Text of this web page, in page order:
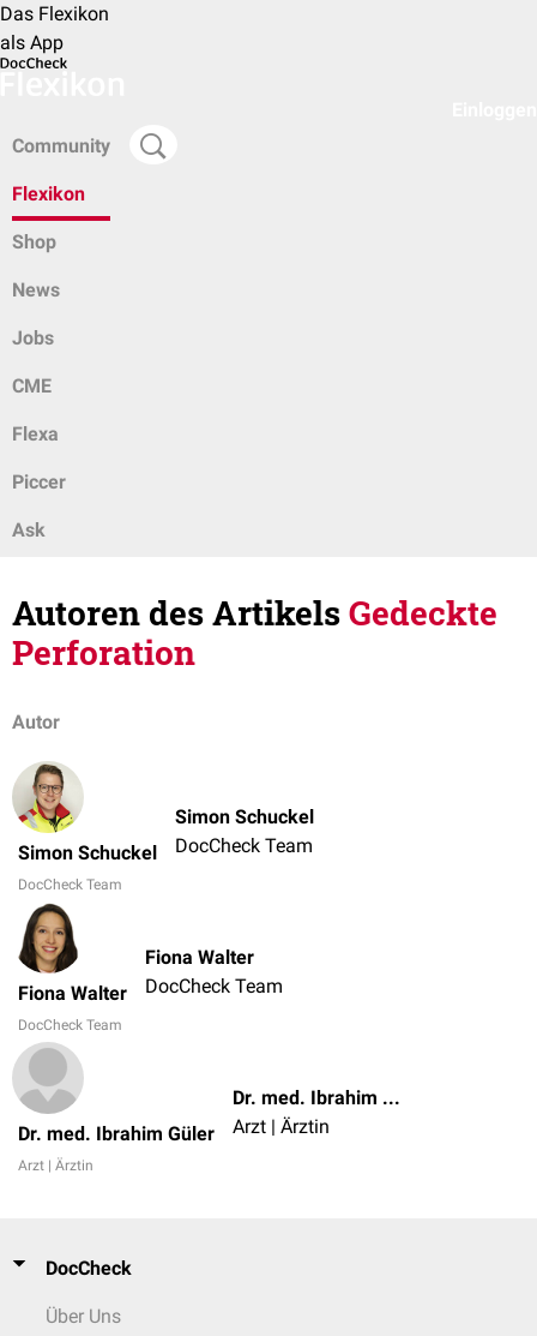
Das Flexikon
als App
Community
Flexikon
Shop
News
Jobs
CME
Flexa
Piccer
Ask
Autoren des ArtikelsGedeckte
Perforation
Autor
Simon Schuckel
DocCheck Team
Simon Schuckel
DocCheck Team
Fiona Walter
DocCheck Team
Fiona Walter
DocCheck Team
Dr. med. Ibrahim Güler
Arzt | Ärztin
Dr. med. Ibrahim Güler
Arzt | Ärztin
DocCheck
Über Uns